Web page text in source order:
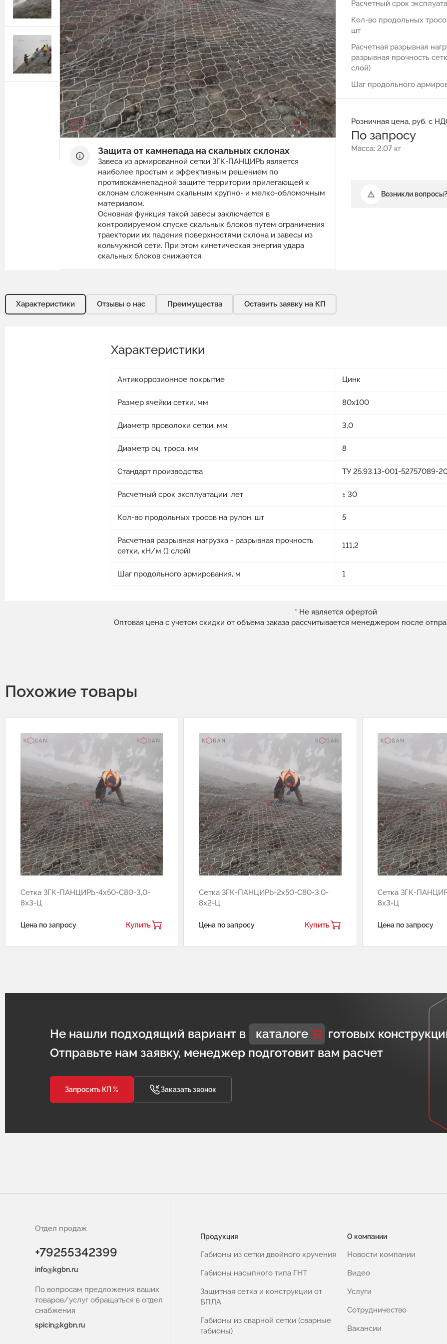
Защитные ограждения из сварной
сетки
Сетка двойного кручения для
габионов
Сетка сварная оцинкованная в картах
Геоматы РЕКОН-М
Геоматериалы
Инструмент и комплектующие для
Геотехнические расчёты
Программный комплекс GEO5
Природный камень для габионов
Эрклёз для габионов
Защита от камнепада на скальных склонах
Завеса из армированной сетки ЗГК-ПАНЦИРЬ является
наиболее простым и эффективным решением по
противокамнепадной защите территории прилегающей к
склонам сложенным скальным крупно- и мелко-обломочным
материалом.
Основная функция такой завесы заключается в
контролируемом спуске скальных блоков путем ограничения
траектории их падения поверхностями склона и завесы из
кольчужной сети. При этом кинетическая энергия удара
скальных блоков снижается.
Расчетный срок
Кол-во продольных
шт
Расчетная разрывная
разрывная прочность
слой)
Шаг продольного
Розничная цена, руб. с
По запросу
Масса: 2.07 кг
Возникли вопросы?
Характеристики Отзывы о нас Преимущества Оставить заявку на КП
Характеристики
Антикоррозионное покрытие Цинк
Размер ячейки сетки, мм 80х100
Диаметр проволоки сетки, мм 3,0
Диаметр оц. троса, мм 8
Стандарт производства ТУ 25.93.13-001-52757089-
Расчетный срок эксплуатации, лет ± 30
Кол-во продольных тросов на рулон, шт 5
Расчетная разрывная нагрузка - разрывная прочность
сетки, кН/м (1 слой)
111,2
Шаг продольного армирования, м 1
* Не является офертой
Оптовая цена с учетом скидки от объема заказа рассчитывается менеджером после
Похожие товары
Сетка ЗГК-ПАНЦИРЬ-4х50-С80-3,0-
8х3-Ц
Цена по запросу Купить
Сетка ЗГК-ПАНЦИРЬ-2х50-С80-3,0-
8х2-Ц
Цена по запросу Купить
Сетка ЗГК-
8х3-Ц
Цена по запросу
Не нашли подходящий вариант в каталоге
готовых
Отправьте нам заявку, менеджер подготовит вам расчет
Запросить КП % Заказать звонок
Отдел продаж
+79255342399
info@kgbn.ru
По вопросам предложения ваших
товаров/услуг обращаться в отдел
снабжения
spicin@kgbn.ru
Продукция
Габионы из сетки двойного кручения
Габионы насыпного типа ГНТ
Защитная сетка и конструкции от
БПЛА
Габионы из сварной сетки (сварные
габионы)
О компании
Новости компании
Видео
Услуги
Сотрудничество
Вакансии